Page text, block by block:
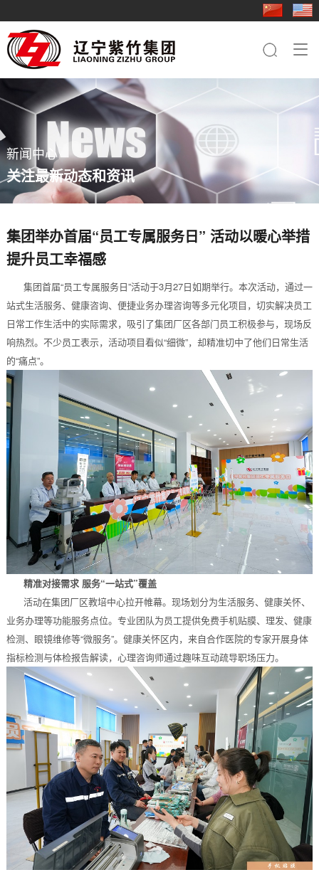

走进紫竹
集团简介
品牌文化
员工关怀
紫竹影像
新闻中心
集团快讯
行业动态
业务板块
钢铁板块
桩工机械板块
农业机械板块
贸易板块
行业应用
基础工程
电力铁塔
船舶
轨道交通
装备制造
成员企业
紫竹三轧
科技型钢
重型特钢
轻型特钢
紫竹装备
紫竹农装
紫竹国贸
紫竹物资
人力资源
人才理念
社会招聘
简历投递
联系我们
钢铁板块
桩工机械板块
农业机械板块
新闻中心
关注最新动态和资讯
集团举办首届“员工专属服务日” 活动以暖心举措
提升员工幸福感
集团首届“员工专属服务日”活动于3月27日如期举行。本次活动，通过一
站式生活服务、健康咨询、便捷业务办理咨询等多元化项目，切实解决员工
日常工作生活中的实际需求，吸引了集团厂区各部门员工积极参与，现场反
响热烈。不少员工表示，活动项目看似“细微”，却精准切中了他们日常生活
的“痛点”。
精准对接需求 服务“一站式”覆盖
活动在集团厂区教培中心拉开帷幕。现场划分为生活服务、健康关怀、
业务办理等功能服务点位。专业团队为员工提供免费手机贴膜、理发、健康
检测、眼镜维修等“微服务”。健康关怀区内，来自合作医院的专家开展身体
指标检测与体检报告解读，心理咨询师通过趣味互动疏导职场压力。